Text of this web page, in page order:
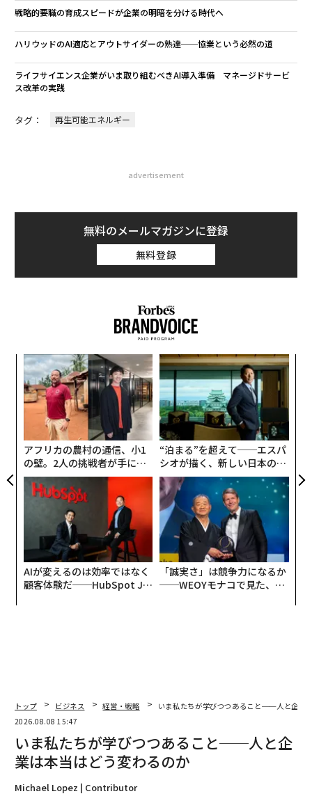
戦略的要職の育成スピードが企業の明暗を分ける時代へ
ハリウッドのAI適応とアウトサイダーの熟達──協業という必然の道
ライフサイエンス企業がいま取り組むべきAI導入準備 マネージドサービ
ス改革の実践
タグ： 再生可能エネルギー
advertisement
無料のメールマガジンに登録
無料登録
アフリカの農村の通信、小1
の壁。2人の挑戦者が手にし
た「次なる武器」
“泊まる”を超えて──エスパ
シオが描く、新しい日本のラ
グジュアリー（前編）
AIが変えるのは効率ではなく
顧客体験だ──HubSpot Ja
「誠実さ」は競争力になるか
──WEOYモナコで見た、く
トップ ビジネス 経営・戦略
いま私たちが学びつつあること──人と企業
2026.08.08 15:47
いま私たちが学びつつあること──人と企
業は本当はどう変わるのか
Michael Lopez | Contributor